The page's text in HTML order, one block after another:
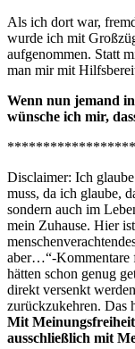
Als ich dort war,
wurde ich mit
aufgenommen. Statt
man mir mit
Wenn nun jemand
wünsche ich mir,
Disclaimer: Ich
muss, da ich glaube,
sondern auch im
mein Zuhause. Hier
aber…“-Kommentare
hätten schon genug
direkt versenkt
zurückzukehren. Das
Mit
ausschließlich mit